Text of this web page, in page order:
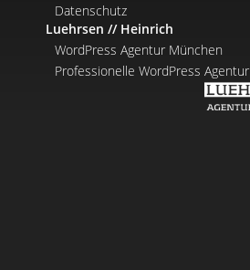
Datenschutz
Luehrsen // Heinrich
WordPress Agentur München
Professionelle WordPress Agentur